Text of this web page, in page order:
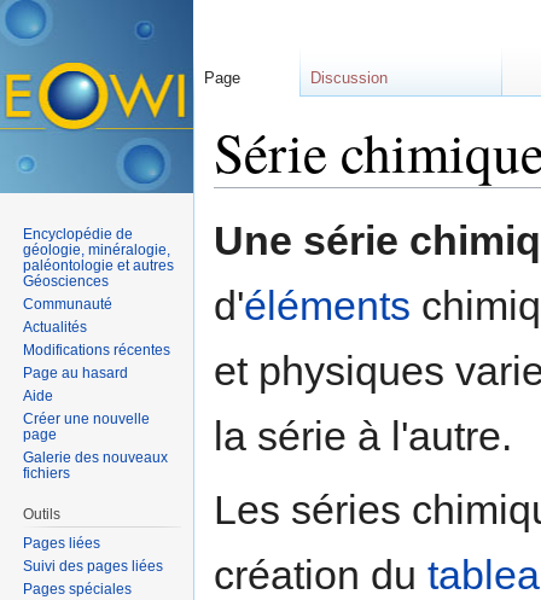
Série
Une série
d'éléments
et physiques
la série à l'autre.
Les séries
création du
Page Discussion
Encyclopédie de
géologie, minéralogie,
paléontologie et autres
Géosciences
Communauté
Actualités
Modifications récentes
Page au hasard
Aide
Créer une nouvelle
page
Galerie des nouveaux
fichiers
Outils
Pages liées
Suivi des pages liées
Pages spéciales